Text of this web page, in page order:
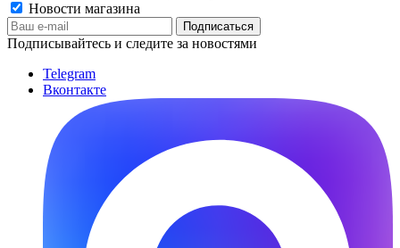
Новости магазина
Подписывайтесь и следите за новостями
Telegram
Вконтакте